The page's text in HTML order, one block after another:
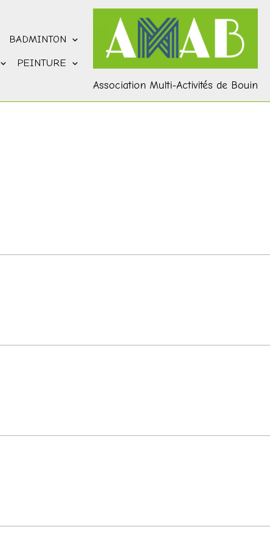
BADMINTON
PEINTURE
Association Multi-Activités de Bouin